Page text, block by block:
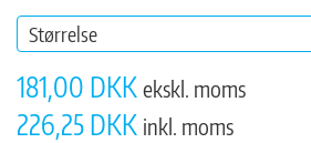
Størrelse
181,00 DKK ekskl. moms
226,25 DKK inkl. moms